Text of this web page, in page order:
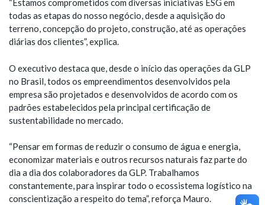
“Estamos comprometidos com diversas iniciativas ESG em
todas as etapas do nosso negócio, desde a aquisição do
terreno, concepção do projeto, construção, até as operações
diárias dos clientes”, explica.
O executivo destaca que, desde o início das operações da GLP
no Brasil, todos os empreendimentos desenvolvidos pela
empresa são projetados e desenvolvidos de acordo com os
padrões estabelecidos pela principal certificação de
sustentabilidade no mercado.
“Pensar em formas de reduzir o consumo de água e energia,
economizar materiais e outros recursos naturais faz parte do
dia a dia dos colaboradores da GLP. Trabalhamos
constantemente, para inspirar todo o ecossistema logístico na
conscientização a respeito do tema”, reforça Mauro.